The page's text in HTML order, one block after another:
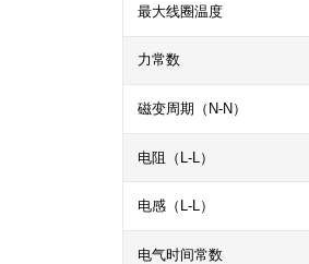
最大线圈温度
力常数
磁变周期（N-N）
电阻（L-L）
电感（L-L）
电气时间常数